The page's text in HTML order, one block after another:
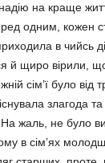
на краще
одним, кожен
в чийсь
й щиро вірили,
сім’ї було від
злагода
жаль, не було
в сім’ях